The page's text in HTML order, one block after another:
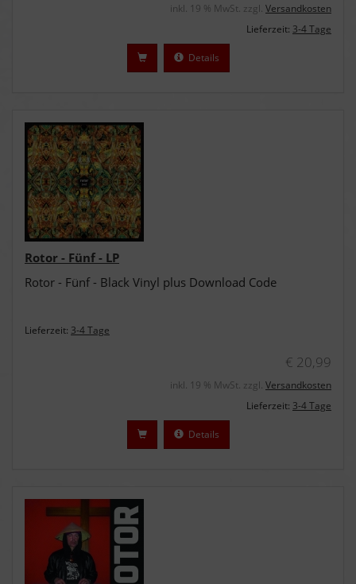
inkl. 19 % MwSt. zzgl. Versandkosten
Lieferzeit: 3-4 Tage
Details
Rotor - Fünf - LP
Rotor - Fünf - Black Vinyl plus Download Code
Lieferzeit: 3-4 Tage
€ 20,99
inkl. 19 % MwSt. zzgl. Versandkosten
Lieferzeit: 3-4 Tage
Details